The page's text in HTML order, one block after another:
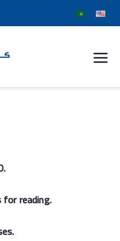
for reading.